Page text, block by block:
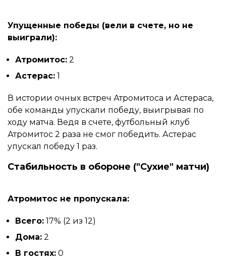
Упущенные победы (вели в счете, но не
выиграли):
Атромитос: 2
Астерас: 1
В истории очных встреч Атромитоса и Астераса,
обе команды упускали победу, выигрывая по
ходу матча. Ведя в счете, футбольный клуб
Атромитос 2 раза не смог победить. Астерас
упускал победу 1 раз.
Стабильность в обороне ("Сухие" матчи)
Атромитос не пропускала:
Всего: 17% (2 из 12)
Дома: 2
В гостях: 0